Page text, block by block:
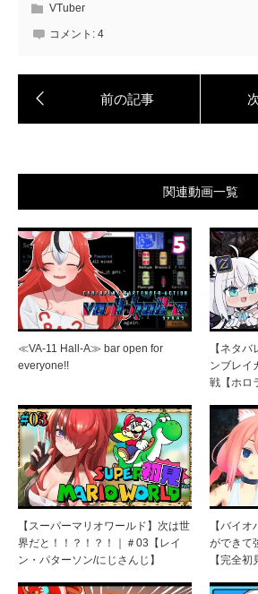
VTuber
コメント: 4
関連動画一覧
≪VA-11 Hall-A≫ bar open for
everyone!!
【ネタ
ンブレイ
戦【ホロ
【スーパーマリオワールド】次は世
界だと！！？！？！｜＃03【レイ
ン・パターソン/にじさんじ】
【バイ
ができて
【完全初